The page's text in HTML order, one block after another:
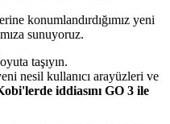
konumlandırdığımız yeni
sunuyoruz.
taşıyın.
nesil kullanıcı arayüzleri ve
iddiasını GO 3 ile